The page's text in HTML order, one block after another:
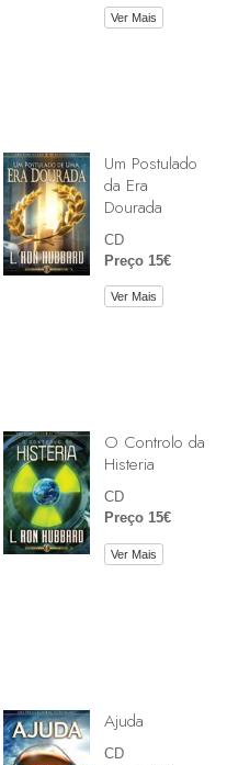
Ver Mais
Um Postulado
da Era
Dourada
CD
Preço 15€
Ver Mais
O Controlo da
Histeria
CD
Preço 15€
Ver Mais
Ajuda
CD